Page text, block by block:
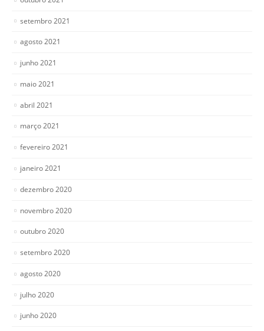
setembro 2021
agosto 2021
junho 2021
maio 2021
abril 2021
março 2021
fevereiro 2021
janeiro 2021
dezembro 2020
novembro 2020
outubro 2020
setembro 2020
agosto 2020
julho 2020
junho 2020